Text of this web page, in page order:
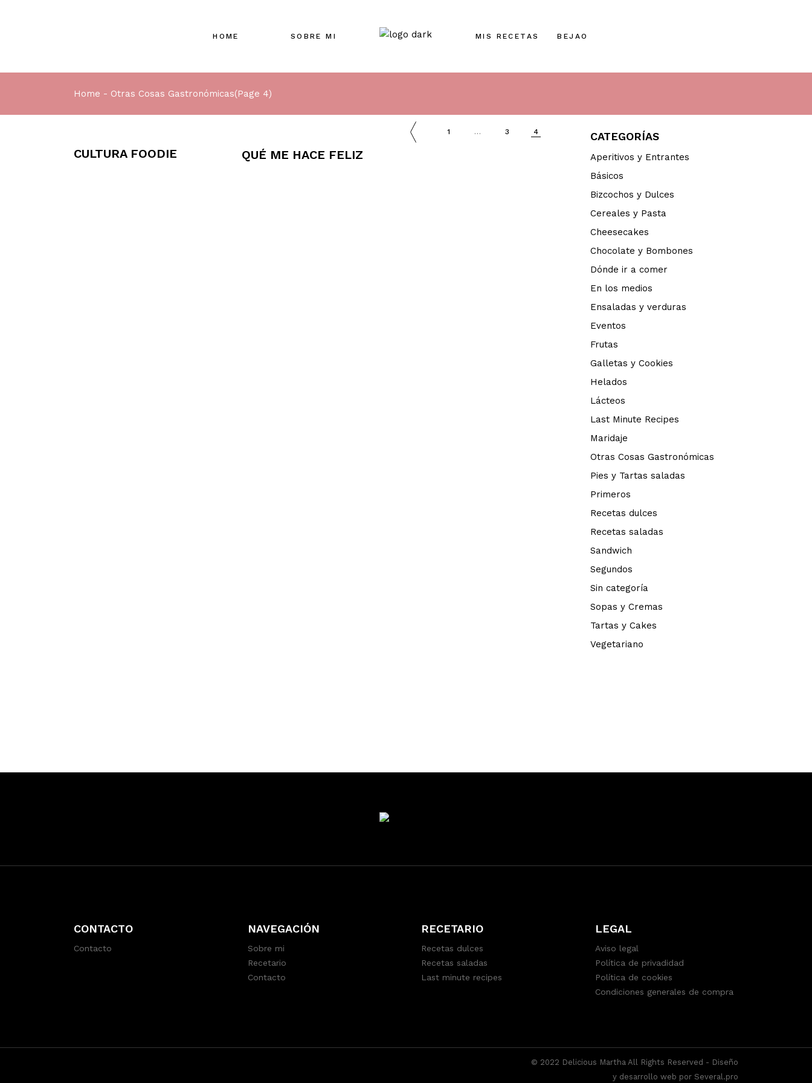
HOME SOBRE MI MIS RECETAS BEJAO
Home Otras Cosas Gastronómicas(Page 4)
CULTURA FOODIE QUÉ ME HACE FELIZ
1 … 3 4 CATEGORÍAS
Aperitivos y Entrantes
Básicos
Bizcochos y Dulces
Cereales y Pasta
Cheesecakes
Chocolate y Bombones
Dónde ir a comer
En los medios
Ensaladas y verduras
Eventos
Frutas
Galletas y Cookies
Helados
Lácteos
Last Minute Recipes
Maridaje
Otras Cosas Gastronómicas
Pies y Tartas saladas
Primeros
Recetas dulces
Recetas saladas
Sandwich
Segundos
Sin categoría
Sopas y Cremas
Tartas y Cakes
Vegetariano
CONTACTO
Contacto
NAVEGACIÓN
Sobre mi
Recetario
Contacto
RECETARIO
Recetas dulces
Recetas saladas
Last minute recipes
LEGAL
Aviso legal
Política de privadidad
Política de cookies
Condiciones generales de compra
© 2022 Delicious Martha All Rights Reserved - Diseño
y desarrollo web por Several.pro